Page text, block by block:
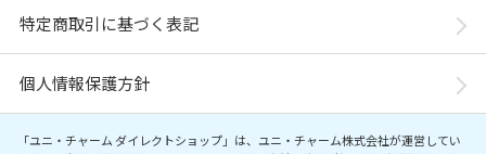
特定商取引に基づく表記
個人情報保護方針
「ユニ・チャーム ダイレクトショップ」は、ユニ・チャーム株式会社が運営してい